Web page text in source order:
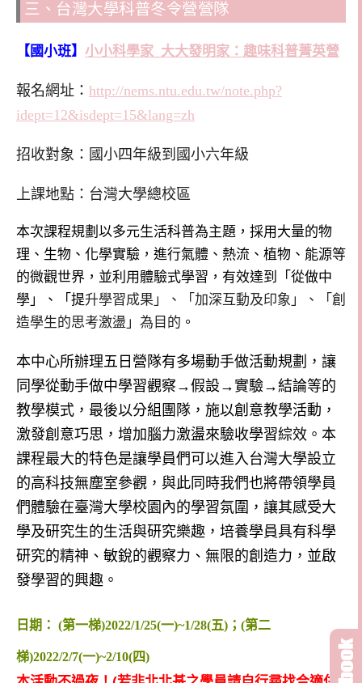
三、台灣大學科普冬令營營隊
【國小班】 小小科學家_大大發明家：趣味科普菁英營
報名網址： http://nems.ntu.edu.tw/note.php?
idept=12&isdept=15&lang=zh
招收對象：國小四年級到國小六年級
上課地點：台灣大學總校區
本次課程規劃以多元生活科普為主題，採用大量的物
理、生物、化學實驗，進行氣體、熱流、植物、能源等
的微觀世界，並利用體驗式學習，有效達到「從做中
學」、「提升學習成果」、「加深互動及印象」、「創
造學生的思考激盪」為目的 。
本中心所辦理五日營隊有多場動手做活動規劃，讓
同學從動手做中學習觀察→假設→實驗→結論等的
教學模式，最後以分組團隊，施以創意教學活動，
激發創意巧思，增加腦力激盪來驗收學習綜效。本
課程最大的特色是讓學員們可以進入台灣大學設立
的高科技無塵室參觀，與此同時我們也將帶領學員
們體驗在臺灣大學校園內的學習氛圍，讓其感受大
學及研究生的生活與研究樂趣，培養學員具有科學
研究的精神、敏銳的觀察力、無限的創造力，並啟
發學習的興趣。
日期： (第一梯)2022/1/25(一)~1/28(五)；(第二
梯)2022/2/7(一)~2/10(四)